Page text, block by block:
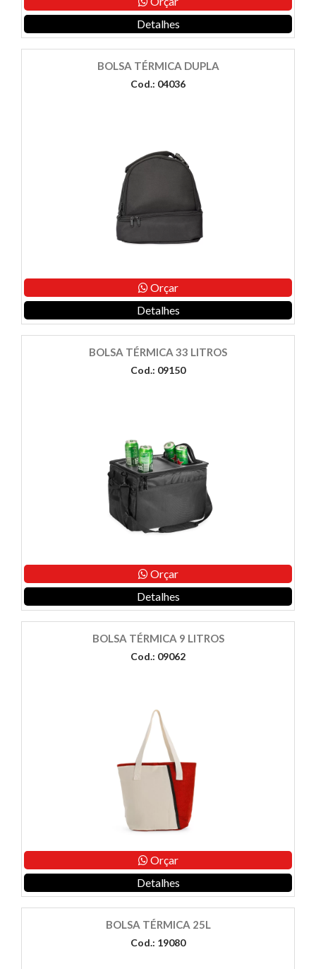
Detalhes
BOLSA TÉRMICA DUPLA
Cod.: 04036
Orçar
Detalhes
BOLSA TÉRMICA 33 LITROS
Cod.: 09150
Orçar
Detalhes
BOLSA TÉRMICA 9 LITROS
Cod.: 09062
Orçar
Detalhes
BOLSA TÉRMICA 25L
Cod.: 19080